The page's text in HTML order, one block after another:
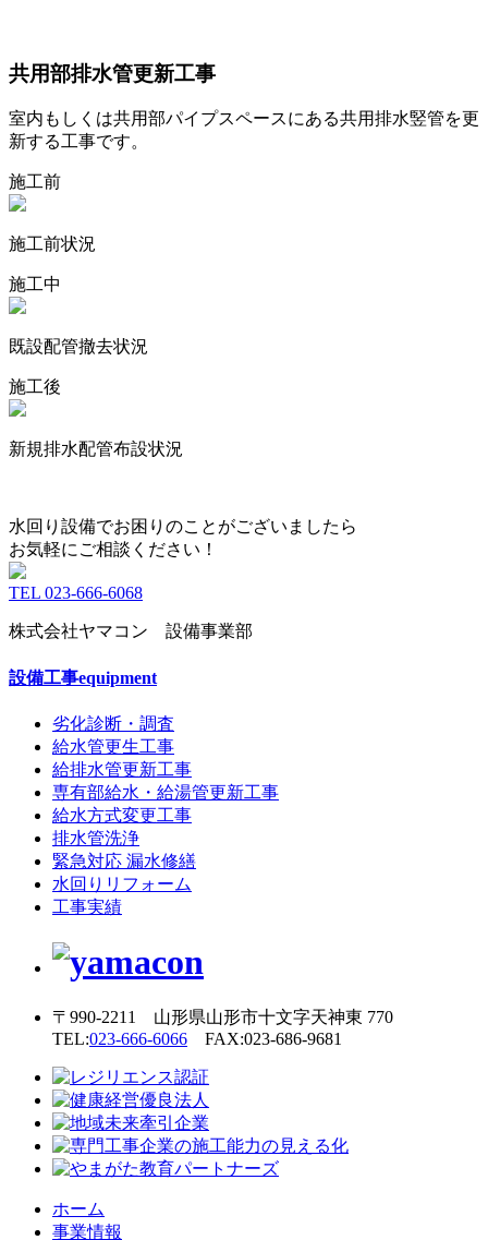
共用部排水管更新工事
室内もしくは共用部パイプスペースにある共用排水竪管を更
新する工事です。
施工前
施工前状況
施工中
既設配管撤去状況
施工後
新規排水配管布設状況
水回り設備でお困りのことがございましたら
お気軽にご相談ください！
TEL 023-666-6068
株式会社ヤマコン 設備事業部
設備工事equipment
劣化診断・調査
給水管更生工事
給排水管更新工事
専有部給水・給湯管更新工事
給水方式変更工事
排水管洗浄
緊急対応 漏水修繕
水回りリフォーム
工事実績
〒990-2211 山形県山形市十文字天神東 770
TEL:023-666-6066 FAX:023-686-9681
ホーム
事業情報